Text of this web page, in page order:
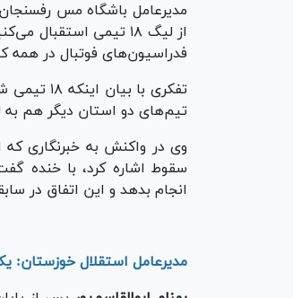
از لیگ ۱۸ تیمی
فدراسیون‌های فوتبال در
تفکری
تیم‌های دو استان دیگر هم به
وی در واکنش به خبرنگاری
سقوط اشاره کرد، با خنده
انجام بدهد و این اتفاق در
مدیرعامل استقلال خوزستان: